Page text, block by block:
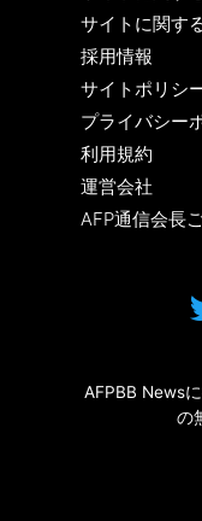
サイトに関す
採用情報
サイトポリシ
プライバシー
利用規約
運営会社
AFP通信会長
AFPBB News
の